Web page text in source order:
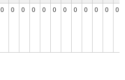
0 0 0 0 0 0 0 0 0 0 0 0